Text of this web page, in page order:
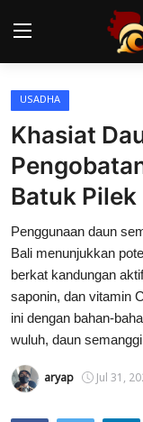
Home
Pura
Desa Adat
Tradisi
Kearifan lokal
Alam Bali
Kisah
USADHA
Khasiat
Batuk Pilek
Penggunaan daun
Bali menunjukkan
berkat kandungan
saponin, dan vitamin
ini dengan bahan-
wuluh, daun
aryap Jul 31,